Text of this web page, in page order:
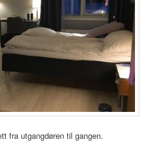
fra utgangdøren til gangen.